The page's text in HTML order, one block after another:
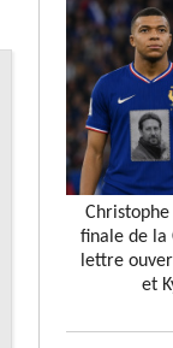
finale de la
lettre
et